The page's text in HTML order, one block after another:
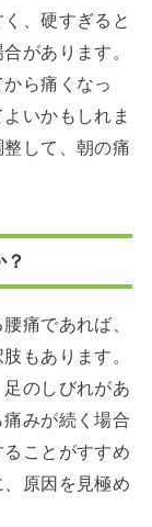
、硬すぎると
があります。
ら痛くなっ
いかもしれま
して、朝の痛
痛であれば、
もあります。
のしびれがあ
みが続く場合
ことがすすめ
原因を見極め